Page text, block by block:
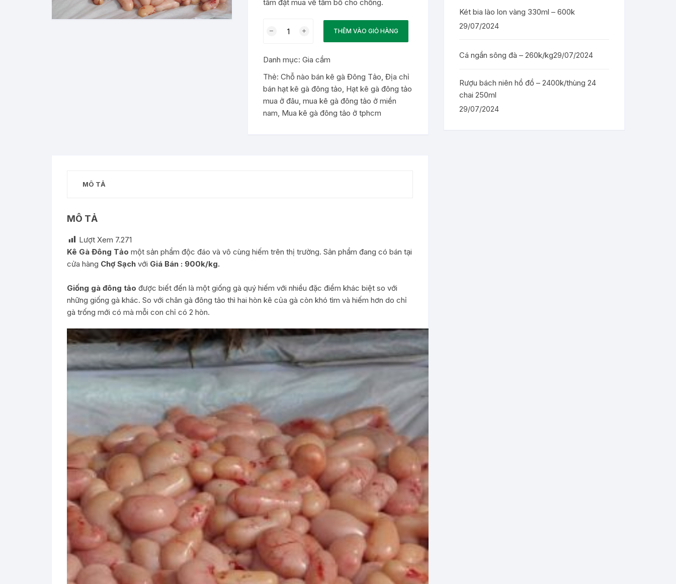
tâm đặt mua về tẩm bổ cho chồng.
Tảo
số
lượng
THÊM VÀO GIỎ HÀNG
Danh mục: Gia cầm
Thẻ: Chỗ nào bán kê gà Đông Tảo, Địa chỉ
bán hạt kê gà đông tảo, Hạt kê gà đông tảo
mua ở đâu, mua kê gà đông tảo ở miền
nam, Mua kê gà đông tảo ở tphcm
MÔ TẢ
MÔ TẢ
Lượt Xem 7.271
Kê Gà Đông Tảo một sản phẩm độc đáo và vô cùng hiếm trên thị trường. Sản phẩm đang có bán tại
cửa hàng Chợ Sạch với Giá Bán : 900k/kg.
Giống gà đông tảo được biết đến là một giống gà quý hiếm với nhiều đặc điểm khác biệt so với
những giống gà khác. So với chân gà đông tảo thì hai hòn kê của gà còn khó tìm và hiếm hơn do chỉ
gà trống mới có mà mỗi con chỉ có 2 hòn.
Két bia lào lon vàng 330ml – 600k
29/07/2024
Cá ngần sông đà – 260k/kg29/07/2024
Rượu bách niên hồ đồ – 2400k/thùng 24
chai 250ml
29/07/2024